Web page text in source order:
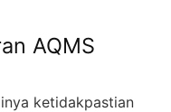
AQMS
ketidakpastian